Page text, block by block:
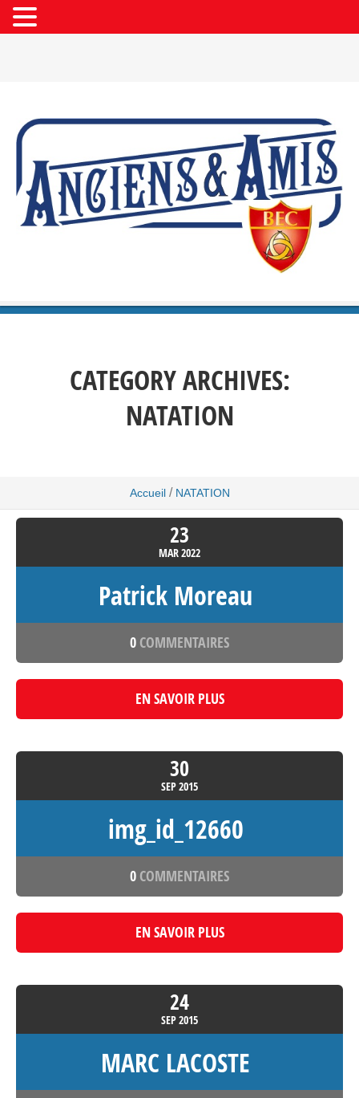
CATEGORY ARCHIVES:
NATATION
Accueil / NATATION
23
MAR2022
Patrick Moreau
0 COMMENTAIRES
EN SAVOIR PLUS
30
SEP2015
img_id_12660
0 COMMENTAIRES
EN SAVOIR PLUS
24
SEP2015
MARC LACOSTE